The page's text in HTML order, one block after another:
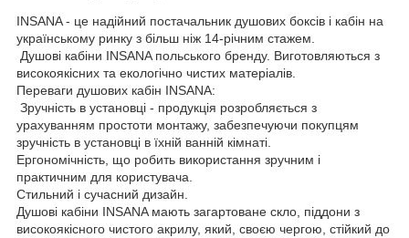
INSANA - це надійний постачальник душових боксів і кабін на
українському ринку з більш ніж 14-річним стажем.
Душові кабіни INSANA польського бренду. Виготовляються з
високоякісних та екологічно чистих матеріалів.
Переваги душових кабін INSANA:
Зручність в установці - продукція розробляється з
урахуванням простоти монтажу, забезпечуючи покупцям
зручність в установці в їхній ванній кімнаті.
Ергономічність, що робить використання зручним і
практичним для користувача.
Стильний і сучасний дизайн.
Душові кабіни INSANA мають загартоване скло, піддони з
високоякісного чистого акрилу, який, своєю чергою, стійкий до